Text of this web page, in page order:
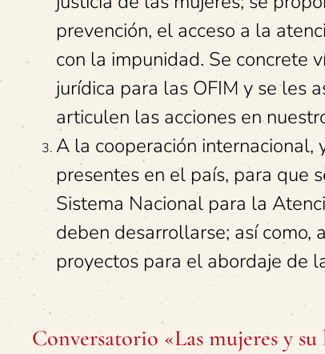
prevención, el acceso a la
con la impunidad. Se concrete
jurídica para las OFIM y se les
articulen las acciones en
A la cooperación internacional,
presentes en el país, para que
Sistema Nacional para la
deben desarrollarse; así
proyectos para el abordaje de
Conversatorio «Las mujeres y